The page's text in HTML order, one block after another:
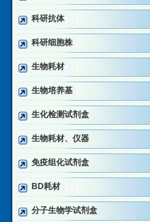
科研抗体
科研细胞株
生物耗材
生物培养基
生化检测试剂盒
生物耗材、仪器
免疫组化试剂盒
BD耗材
分子生物学试剂盒